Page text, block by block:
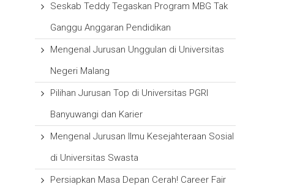
Seskab Teddy Tegaskan Program MBG Tak
Ganggu Anggaran Pendidikan
Mengenal Jurusan Unggulan di Universitas
Negeri Malang
Pilihan Jurusan Top di Universitas PGRI
Banyuwangi dan Karier
Mengenal Jurusan Ilmu Kesejahteraan Sosial
di Universitas Swasta
Persiapkan Masa Depan Cerah! Career Fair